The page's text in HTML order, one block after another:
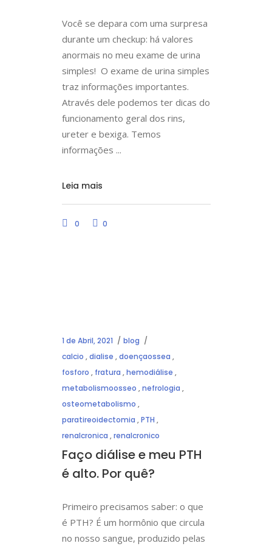
Você se depara com uma surpresa
durante um checkup: há valores
anormais no meu exame de urina
simples! O exame de urina simples
traz informações importantes.
Através dele podemos ter dicas do
funcionamento geral dos rins,
ureter e bexiga. Temos
informações
Leia mais
0 0
1 de Abril, 2021
blog
calcio ,dialise ,doençaossea ,
fosforo , fratura ,hemodiálise ,
metabolismoosseo ,nefrologia ,
osteometabolismo ,
paratireoidectomia ,PTH ,
renalcronica ,renalcronico
Faço diálise e meu PTH
é alto. Por quê?
Primeiro precisamos saber: o que
é PTH? É um hormônio que circula
no nosso sangue, produzido pelas